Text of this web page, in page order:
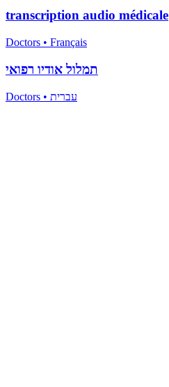
transcription audio médicale
Doctors • Français
תמלול אודיו רפואי
Doctors • עברית